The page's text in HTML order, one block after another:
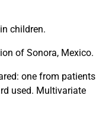
children.
of Sonora, Mexico.
one from patients
used. Multivariate